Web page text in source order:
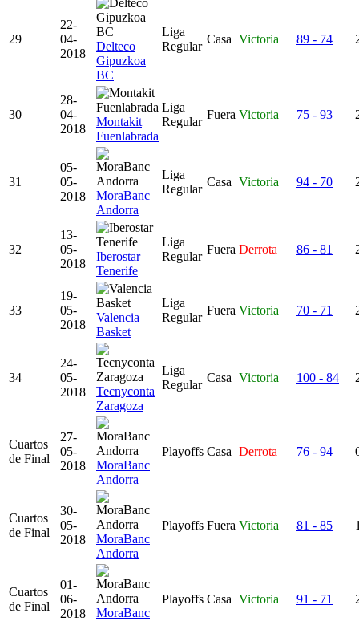
29
22-
04-
2018
Delteco
Gipuzkoa
BC
Liga
Regular
Casa Victoria 89 - 74
30
28-
04-
2018
Montakit
Fuenlabrada
Liga
Regular
Fuera Victoria 75 - 93
31
05-
05-
2018
MoraBanc
Andorra
Liga
Regular
Casa Victoria 94 - 70
32
13-
05-
2018
Iberostar
Tenerife
Liga
Regular
Fuera Derrota 86 - 81
33
19-
05-
2018
Valencia
Basket
Liga
Regular
Fuera Victoria 70 - 71
34
24-
05-
2018
Tecnyconta
Zaragoza
Liga
Regular
Casa Victoria 100 - 84
Cuartos
de Final
27-
05-
2018
MoraBanc
Andorra
Playoffs Casa Derrota 76 - 94
Cuartos
de Final
30-
05-
2018
MoraBanc
Andorra
Playoffs Fuera Victoria 81 - 85
Cuartos
de Final
01-
06-
2018
MoraBanc
Playoffs Casa Victoria 91 - 71